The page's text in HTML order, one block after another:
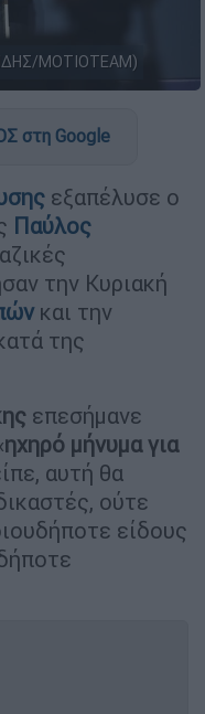
ΜΟΤΙΟΤΕΑΜ)
στη Google
εξαπέλυσε ο
Παύλος
την Κυριακή
και την
της
επεσήμανε
ηχηρό μήνυμα για
αυτή θα
ούτε
είδους